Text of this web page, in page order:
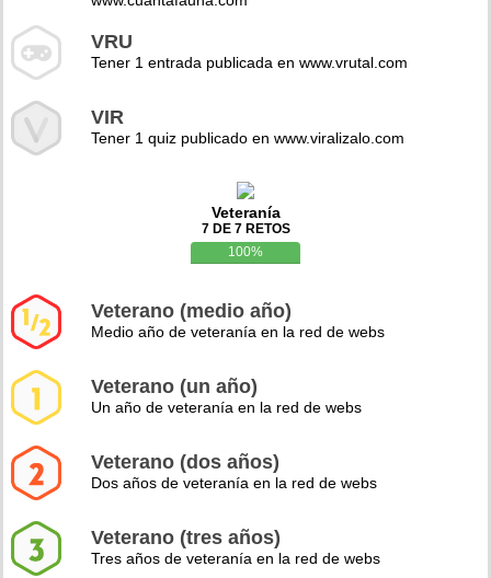
VRU
Tener 1 entrada publicada en www.vrutal.com
VIR
Tener 1 quiz publicado en www.viralizalo.com
Veteranía
7 DE 7 RETOS
100%
Veterano (medio año)
Medio año de veteranía en la red de webs
Veterano (un año)
Un año de veteranía en la red de webs
Veterano (dos años)
Dos años de veteranía en la red de webs
Veterano (tres años)
Tres años de veteranía en la red de webs